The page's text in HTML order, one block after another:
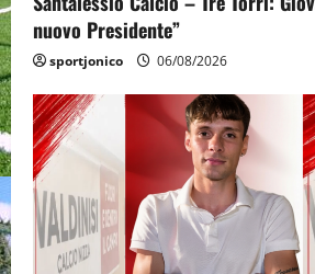
nuovo Presidente”
sportjonico 06/08/2026